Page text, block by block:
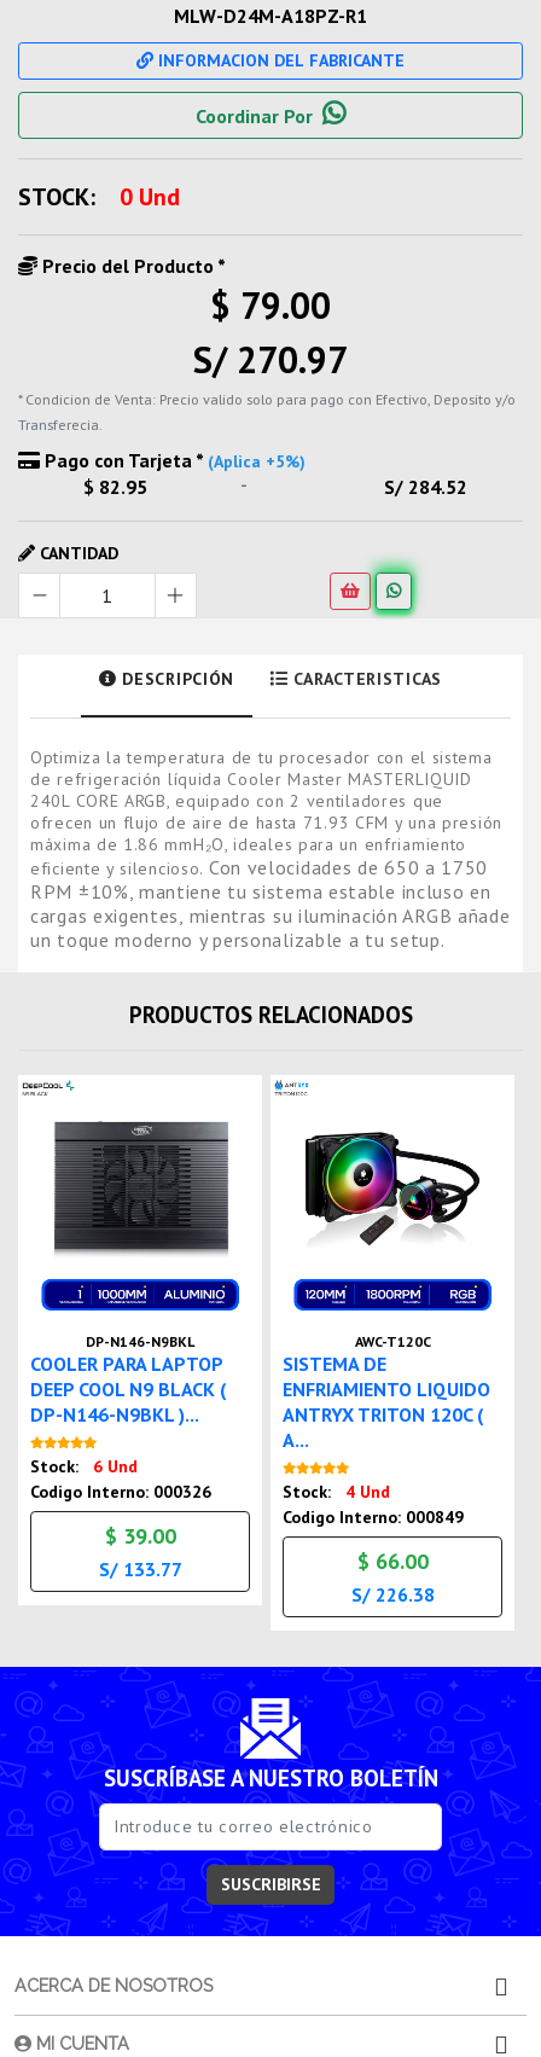
MLW-D24M-A18PZ-R1
INFORMACION DEL FABRICANTE
Coordinar Por
STOCK: 0 Und
Precio del Producto *
$ 79.00
S/ 270.97
* Condicion de Venta: Precio valido solo para pago con Efectivo, Deposito y/o
Transferecia.
Pago con Tarjeta * (Aplica +5%)
$ 82.95 - S/ 284.52
CANTIDAD
DESCRIPCIÓN CARACTERISTICAS
Optimiza la temperatura de tu procesador con el sistema
de refrigeración líquida Cooler Master MASTERLIQUID
240L CORE ARGB, equipado con 2 ventiladores que
ofrecen un flujo de aire de hasta 71.93 CFM y una presión
máxima de 1.86 mmH₂O, ideales para un enfriamiento
eficiente y silencioso. Con velocidades de 650 a 1750
RPM ±10%, mantiene tu sistema estable incluso en
cargas exigentes, mientras su iluminación ARGB añade
un toque moderno y personalizable a tu setup.
PRODUCTOS RELACIONADOS
DP-N146-N9BKL
COOLER PARA LAPTOP
DEEP COOL N9 BLACK (
DP-N146-N9BKL )...
Stock:
6 Und
Codigo Interno: 000326
$ 39.00
S/ 133.77
AWC-T120C
SISTEMA DE
ENFRIAMIENTO LIQUIDO
ANTRYX TRITON 120C (
A...
Stock:
4 Und
Codigo Interno: 000849
$ 66.00
S/ 226.38
SUSCRÍBASE A NUESTRO BOLETÍN
SUSCRIBIRSE
ACERCA DE NOSOTROS
MI CUENTA